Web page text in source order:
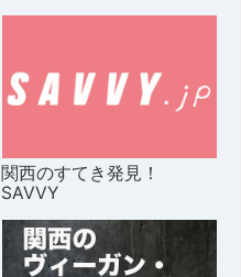
関西のすてき発見！
SAVVY